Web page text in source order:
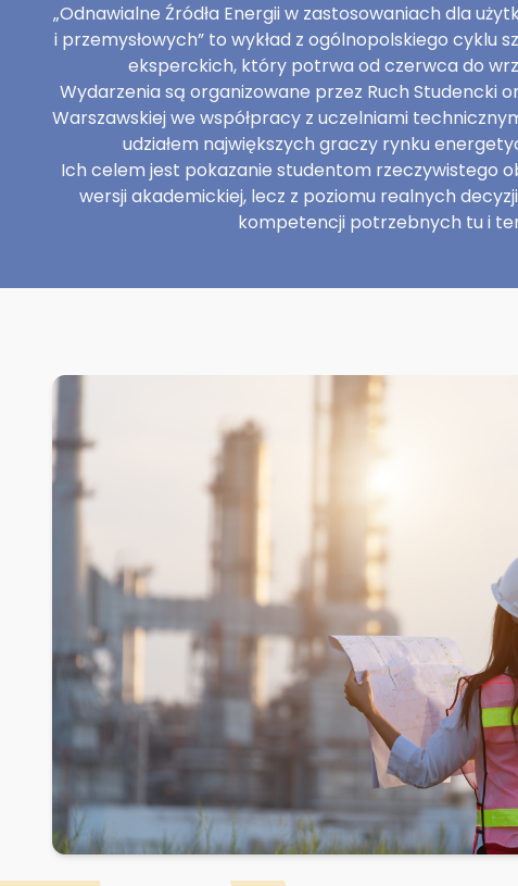
„Odnawialne Źródła Energii w zastosowaniach dla
i przemysłowych” to wykład z ogólnopolskiego cyklu
eksperckich, który potrwa od czerwca do
Wydarzenia są organizowane przez Ruch Studencki
Warszawskiej we współpracy z uczelniami
udziałem największych graczy rynku
Ich celem jest pokazanie studentom rzeczywistego
wersji akademickiej, lecz z poziomu realnych
kompetencji potrzebnych tu i